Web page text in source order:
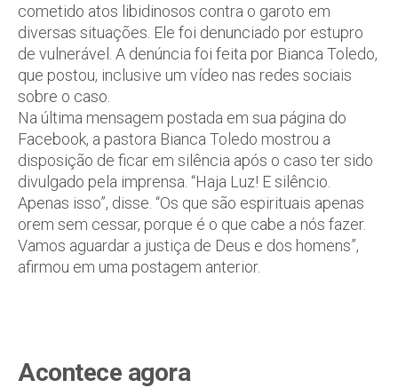
cometido atos libidinosos contra o garoto em
diversas situações. Ele foi denunciado por estupro
de vulnerável. A denúncia foi feita por Bianca Toledo,
que postou, inclusive um vídeo nas redes sociais
sobre o caso.
Na última mensagem postada em sua página do
Facebook, a pastora Bianca Toledo mostrou a
disposição de ficar em silência após o caso ter sido
divulgado pela imprensa. “Haja Luz! E silêncio.
Apenas isso”, disse. “Os que são espirituais apenas
orem sem cessar, porque é o que cabe a nós fazer.
Vamos aguardar a justiça de Deus e dos homens”,
afirmou em uma postagem anterior.
Acontece agora